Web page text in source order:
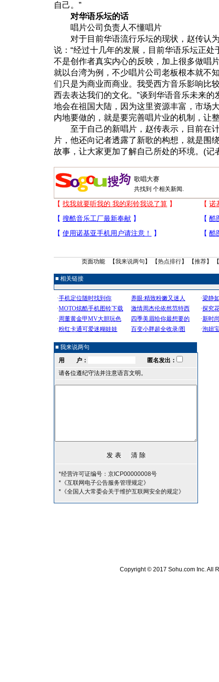
自己。”
对华语乐坛的话
唱片公司负责人不懂唱片
对于目前华语流行乐坛的现状，赵传认
说：“经过十几年的发展，目前华语乐坛正
不是创作者真实内心的反映，加上很多做唱
就以台湾为例，不少唱片公司老板根本就不
们只是为商业而商业。我受西方音乐影响比
西去表达我们的文化。”谈到华语音乐未来
地会在祖国大陆，因为这里资源丰富，市场
内地要做的，就是要完善唱片业的机制，让
至于自己的新唱片，赵传表示，目前在
片，他还向记者透露了新歌的构想，就是围
故事，让大家更加了解自己所处的环境。(记
共找到 个相关新闻.
页面功能 【我来说两句 】 【热点排行】 【推荐】
■ 相关链接
■ 我来说两句
用 户：
匿名发出：
请各位遵纪守法并注意语言文明。
*经营许可证编号：京ICP00000008号
*《互联网电子公告服务管理规定》
*《全国人大常委会关于维护互联网安全的规定》
Copyright © 2017 Sohu.com Inc. All